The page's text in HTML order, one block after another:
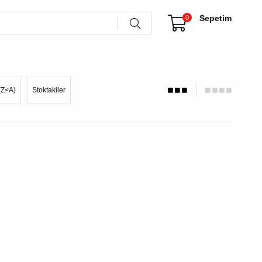
Sepetim
0
Stoktakiler